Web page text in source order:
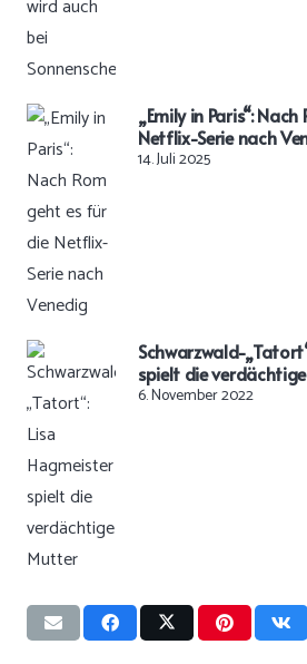
„Emily in Paris“:
Netflix-Serie nach
14. Juli 2025
Schwarzwald-
spielt die
6. November 2022